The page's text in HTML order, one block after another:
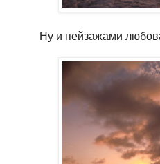
Ну и пейзажами